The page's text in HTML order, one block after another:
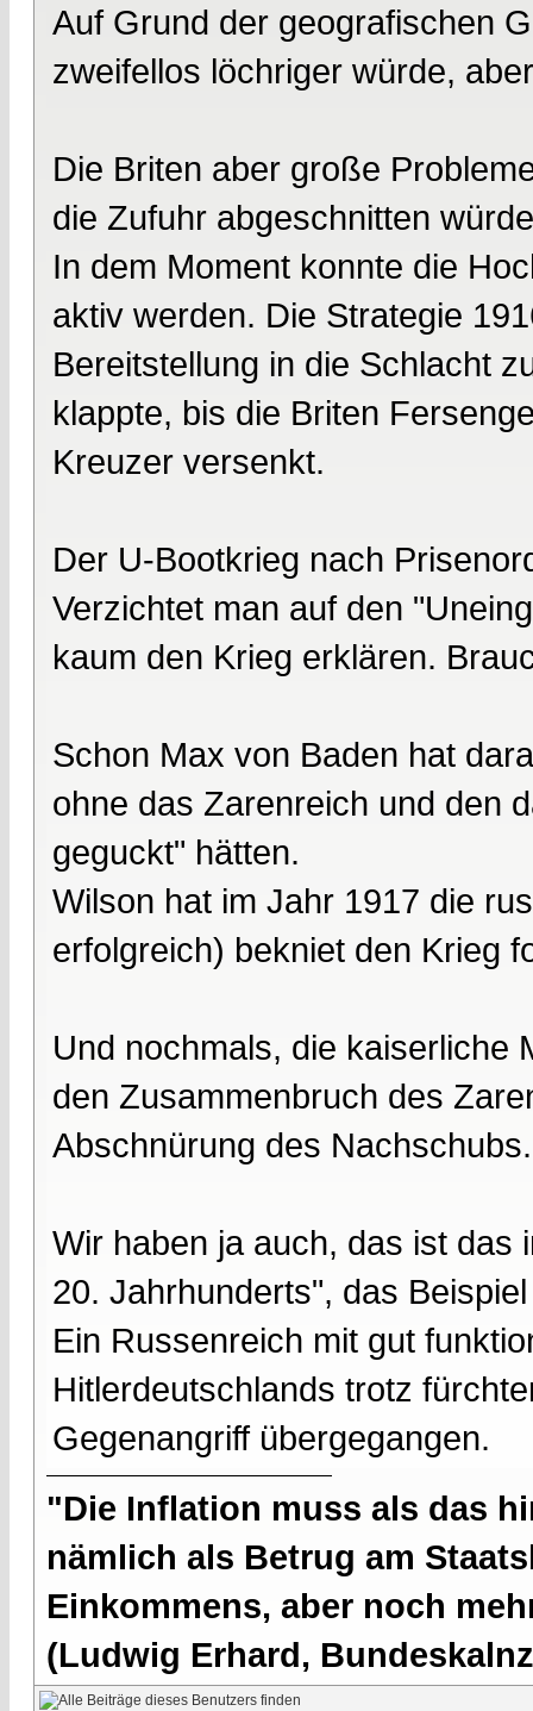
Auf Grund der geografischen
zweifellos löchriger würde,
Die Briten aber große
die Zufuhr abgeschnitten
In dem Moment konnte die
aktiv werden. Die Strategie
Bereitstellung in die Schlacht
klappte, bis die Briten
Kreuzer versenkt.
Der U-Bootkrieg nach
Verzichtet man auf den
kaum den Krieg erklären.
Schon Max von Baden hat
ohne das Zarenreich und den
geguckt" hätten.
Wilson hat im Jahr 1917 die
erfolgreich) bekniet den Krieg
Und nochmals, die kaiserliche
den Zusammenbruch des
Abschnürung des Nachschubs.
Wir haben ja auch, das ist das
20. Jahrhunderts", das
Ein Russenreich mit gut
Hitlerdeutschlands trotz
Gegenangriff übergegangen.
"Die Inflation muss als das
nämlich als Betrug am
Einkommens, aber noch
(Ludwig Erhard,